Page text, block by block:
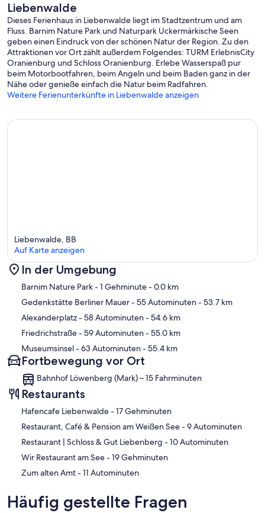
Liebenwalde
Dieses Ferienhaus in Liebenwalde liegt im Stadtzentrum und am
Fluss. Barnim Nature Park und Naturpark Uckermärkische Seen
geben einen Eindruck von der schönen Natur der Region. Zu den
Attraktionen vor Ort zählt außerdem Folgendes: TURM ErlebnisCity
Oranienburg und Schloss Oranienburg. Erlebe Wasserspaß pur
beim Motorbootfahren, beim Angeln und beim Baden ganz in der
Nähe oder genieße einfach die Natur beim Radfahren.
Weitere Ferienunterkünfte in Liebenwalde anzeigen
Karte
Liebenwalde, BB
Auf Karte anzeigen
In der Umgebung
Barnim Nature Park- 1 Gehminute- 0.0 km
Gedenkstätte Berliner Mauer- 55 Autominuten- 53.7 km
Alexanderplatz- 58 Autominuten- 54.6 km
Friedrichstraße- 59 Autominuten- 55.0 km
Museumsinsel- 63 Autominuten- 55.4 km
Fortbewegung vor Ort
Bahnhof Löwenberg (Mark) – 15 Fahrminuten
Restaurants
‪Hafencafe Liebenwalde - ‬17 Gehminuten
‪Restaurant, Café & Pension am Weißen See - ‬9 Autominuten
‪Restaurant | Schloss & Gut Liebenberg - ‬10 Autominuten
‪Wir Restaurant am See - ‬19 Gehminuten
‪Zum alten Amt - ‬11 Autominuten
Häufig gestellte Fragen